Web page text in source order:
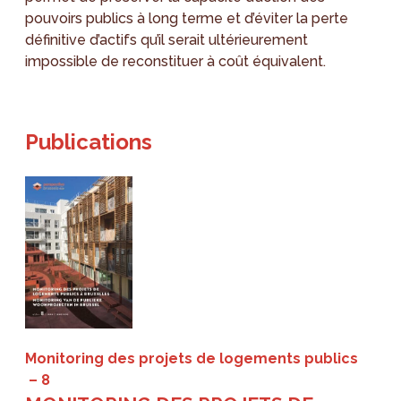
pouvoirs publics à long terme et d’éviter la perte
définitive d’actifs qu’il serait ultérieurement
impossible de reconstituer à coût équivalent.
Publications
Monitoring des projets de logements publics
8